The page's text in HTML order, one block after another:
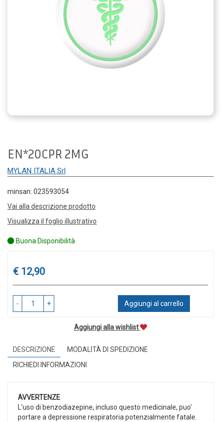
EN*20CPR 2MG
MYLAN ITALIA Srl
minsan: 023593054
Vai alla descrizione prodotto
Visualizza il foglio illustrativo
Buona Disponibilità
Prezzo
€ 12,90
- + Aggiungi al carrello
Aggiungi alla wishlist
DESCRIZIONE
MODALITÀ DI SPEDIZIONE
RICHIEDI INFORMAZIONI
AVVERTENZE
L'uso di benzodiazepine, incluso questo medicinale, puo'
portare a depressione respiratoria potenzialmente fatale.